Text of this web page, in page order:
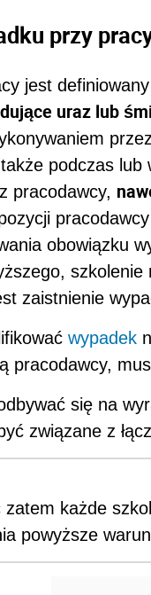
przy
jest
uraz lub
podczas
pracodawcy,
obowiązku
zaistnienie
wypadek
pracodawcy,
się na
związane z
zatem każde
powyższe